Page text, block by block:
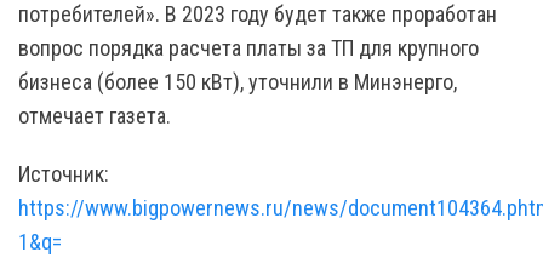
потребителей». В 2023 году будет также проработан
вопрос порядка расчета платы за ТП для крупного
бизнеса (более 150 кВт), уточнили в Минэнерго,
отмечает газета.
Источник:
https://www.bigpowernews.ru/news/
1&q=